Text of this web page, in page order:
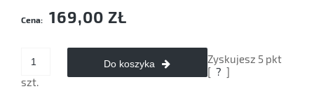
Cena: 169,00 ZŁ
szt.
Do koszyka Zyskujesz 5pkt
[ ? ]